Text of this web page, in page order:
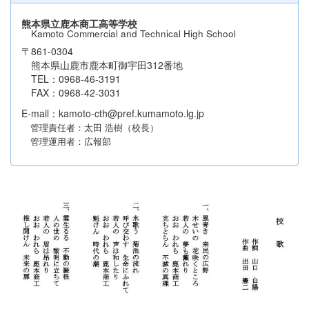
熊本県立鹿本商工高等学校
Kamoto Commercial and Technical High School
〒861-0304
熊本県山鹿市鹿本町御宇田312番地
TEL：0968-46-3191
FAX：0968-42-3031
E-mail：kamoto-cth@pref.kumamoto.lg.jp
管理責任者：太田 浩樹（校長）
管理運用者：広報部